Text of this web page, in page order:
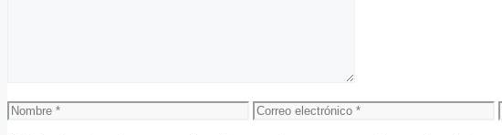
Nombre
Correo
electrónico